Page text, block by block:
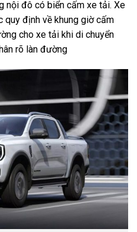
nội đô có biển cấm xe tải. Xe
quy định về khung giờ cấm
cho xe tải khi di chuyển
rõ làn đường